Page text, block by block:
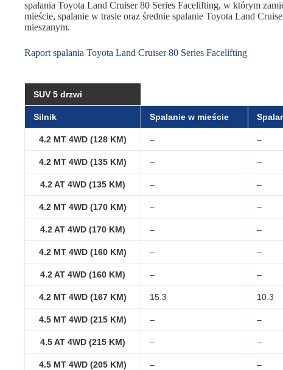
spalania Toyota Land Cruiser 80 Series Facelifting, w którym
mieście, spalanie w trasie oraz średnie spalanie Toyota Land
mieszanym.
Raport spalania Toyota Land Cruiser 80 Series Facelifting
SUV 5 drzwi
Silnik Spalanie w mieście
4.2 MT 4WD (128 KM) – –
4.2 MT 4WD (135 KM) – –
4.2 AT 4WD (135 KM) – –
4.2 MT 4WD (170 KM) – –
4.2 AT 4WD (170 KM) – –
4.2 MT 4WD (160 KM) – –
4.2 AT 4WD (160 KM) – –
4.2 MT 4WD (167 KM) 15.3 10.3
4.5 MT 4WD (215 KM) – –
4.5 AT 4WD (215 KM) – –
4.5 MT 4WD (205 KM) – –